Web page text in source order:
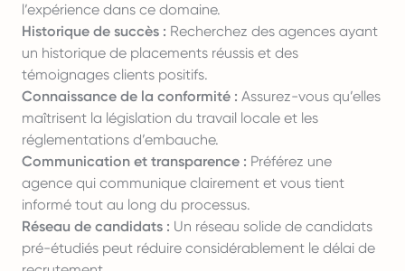
l’expérience dans ce domaine.
Historique de succès : Recherchez des agences ayant
un historique de placements réussis et des
témoignages clients positifs.
Connaissance de la conformité : Assurez-vous qu’elles
maîtrisent la législation du travail locale et les
réglementations d’embauche.
Communication et transparence : Préférez une
agence qui communique clairement et vous tient
informé tout au long du processus.
Réseau de candidats : Un réseau solide de candidats
pré-étudiés peut réduire considérablement le délai de